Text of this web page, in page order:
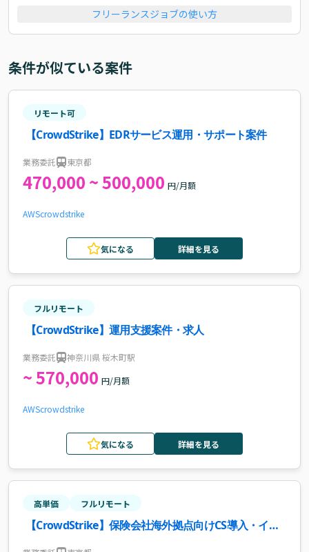
フリーランスジョブの使い方
条件が似ている案件
リモート可
【CrowdStrike】EDRサービス運用・サポート案件
業務委託 東京都
470,000 ~ 500,000 円/月額
AWScrowdstrike
気になる 詳細を見る
フルリモート
【CrowdStrike】運用支援案件・求人
業務委託 神奈川県 桜木町駅
~ 570,000 円/月額
AWScrowdstrike
気になる 詳細を見る
高単価 フルリモート
【CrowdStrike】保険会社海外拠点向けCS導入・イン